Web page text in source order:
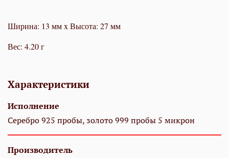
Ширина: 13 мм x Высота: 27 мм
Вес: 4.20 г
Характеристики
Исполнение
Серебро 925 пробы, золото 999 пробы 5 микрон
Производитель